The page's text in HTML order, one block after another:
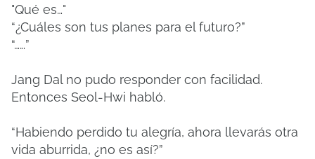
"Qué es…"
“¿Cuáles son tus planes para el futuro?”
“……”
Jang Dal no pudo responder con facilidad.
Entonces Seol-Hwi habló.
“Habiendo perdido tu alegría, ahora llevarás otra
vida aburrida, ¿no es así?”